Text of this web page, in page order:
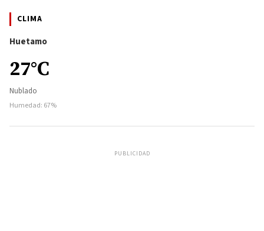
CLIMA
Huetamo
27°C
Nublado
Humedad: 67%
PUBLICIDAD